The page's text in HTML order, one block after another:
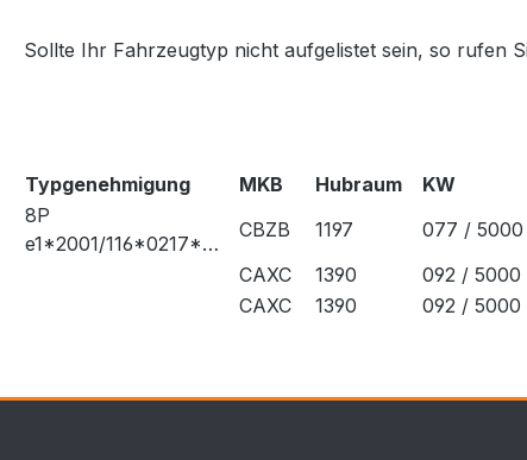
Sollte Ihr Fahrzeugtyp nicht aufgelistet sein, so rufen
Typgenehmigung MKB Hubraum KW
8P
e1*2001/116*0217*…
CBZB 1197 077 / 5000
CAXC
1390 092 / 5000
CAXC
1390 092 / 5000